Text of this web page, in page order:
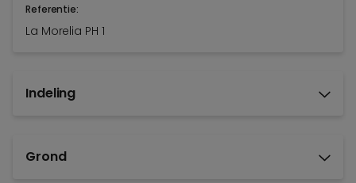
Referentie:
La Morelia PH 1
Indeling
Grond